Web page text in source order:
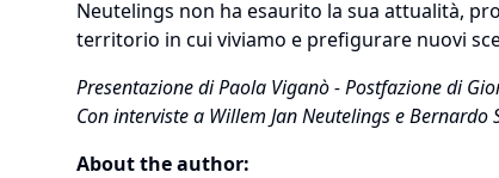
Neutelings non ha esaurito la sua attualità,
territorio in cui viviamo e prefigurare nuovi
Presentazione di Paola Viganò - Postfazione di
Con interviste a Willem Jan Neutelings e Bernardo
About the author: